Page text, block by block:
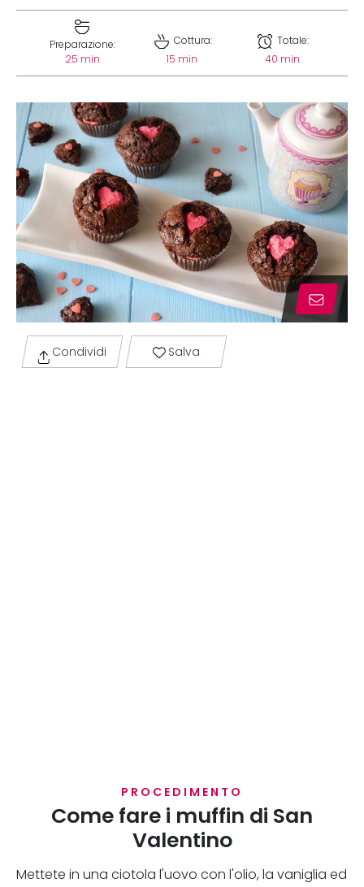
Preparazione:
25 min
Cottura:
15 min
Totale:
40 min
Condividi Salva
PROCEDIMENTO
Come fare i muffin di San
Valentino
Mettete in una ciotola l'uovo con l'olio, la vaniglia ed